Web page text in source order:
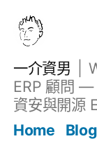
一介資男
ERP 顧問 —
資安與開源
Home
Blog
文章